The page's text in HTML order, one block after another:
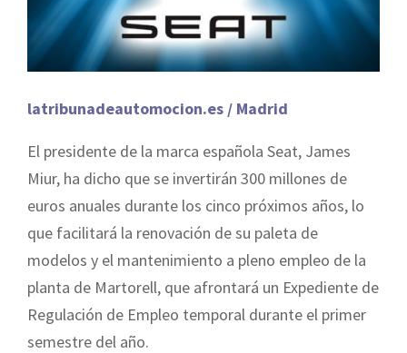
latribunadeautomocion.es / Madrid
El presidente de la marca española Seat, James
Miur, ha dicho que se invertirán 300 millones de
euros anuales durante los cinco próximos años, lo
que facilitará la renovación de su paleta de
modelos y el mantenimiento a pleno empleo de la
planta de Martorell, que afrontará un Expediente de
Regulación de Empleo temporal durante el primer
semestre del año.